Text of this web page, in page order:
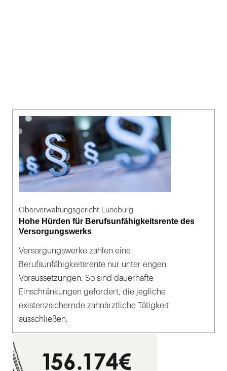
Oberverwaltungsgericht Lüneburg
Hohe Hürden für Berufsunfähigkeitsrente des
Versorgungswerks
Versorgungswerke zahlen eine
Berufsunfähigkeitsrente nur unter engen
Voraussetzungen. So sind dauerhafte
Einschränkungen gefordert, die jegliche
existenzsichernde zahnärztliche Tätigkeit
ausschließen.